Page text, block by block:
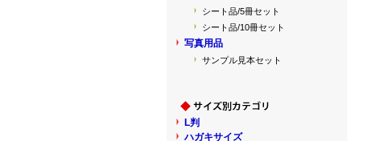
シート品/5冊セット
シート品/10冊セット
写真用品
サンプル見本セット
L判
ハガキサイズ